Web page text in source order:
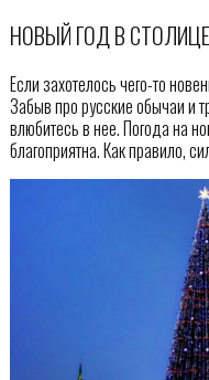
НОВЫЙ ГОД В
Если захотелось чего-то
Забыв про русские обычаи и
влюбитесь в нее. Погода на
благоприятна. Как правило,